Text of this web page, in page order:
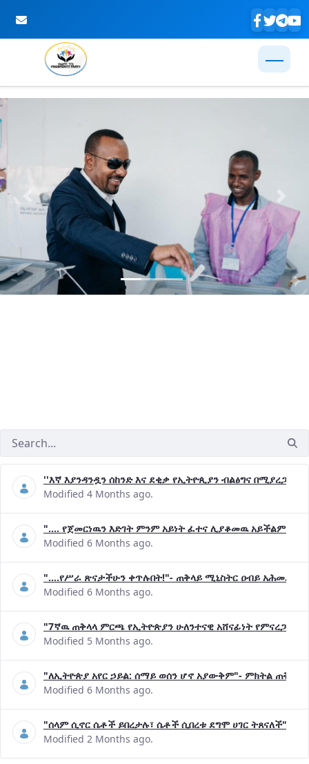
Skip to Main Content
Previous Next
''እኛ እያንዳንዷን ሰከንድ እና ደቂቃ የኢትዮጲያን ብልፅግና
Modified 4 Months ago.
".... የጀመርነዉን እድገት ምንም አይነት ፈተና ሊያቆመዉ አይችልም"-
Modified 6 Months ago.
"....የሥራ ጽናታችሁን ቀጥሉበት!"- ጠቅላይ ሚኒስትር ዐብይ አሕመድ (ዶ/
Modified 6 Months ago.
"7ኛዉ ጠቅላላ ምርጫ የኢትዮጵያን ሁለንተናዊ አሸናፊነት
Modified 5 Months ago.
"ለኢትዮጵያ አየር ኃይል: ሰማይ ወሰን ሆኖ አያውቅም"- ምክትል ጠቅላይ
Modified 6 Months ago.
"ሰላም ሲኖር ሴቶች ይበረታሉ፣ ሴቶች ሲበረቱ ደግሞ ሀገር ትጸናለች"-
Modified 2 Months ago.